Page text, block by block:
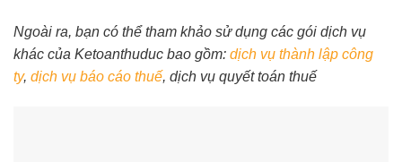
Ngoài ra, bạn có thể tham khảo sử dụng các gói dịch vụ
khác của Ketoanthuduc bao gồm: dịch vụ thành lập công
ty, dịch vụ báo cáo thuế, dịch vụ quyết toán thuế